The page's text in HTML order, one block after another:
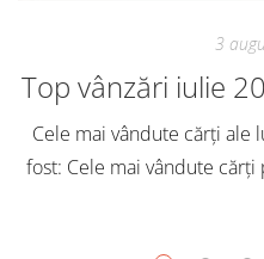
3
Top vânzări iulie
Cele mai vândute cărți ale
fost: Cele mai vândute